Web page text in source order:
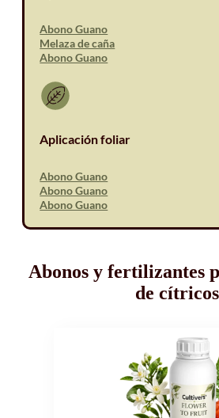
Abono Guano
Melaza de caña
Abono Guano
Aplicación foliar
Abono Guano
Abono Guano
Abono Guano
Abonos y fertilizantes
de cítricos